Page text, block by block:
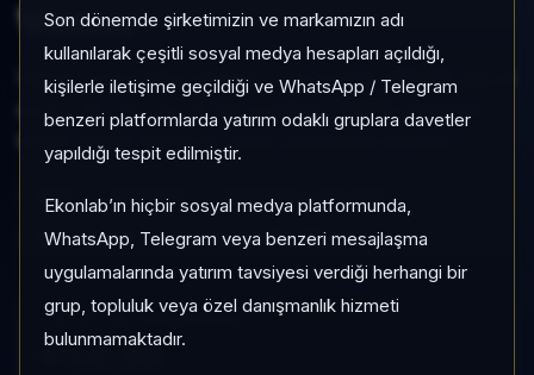
Son dönemde şirketimizin ve markamızın adı
kullanılarak çeşitli sosyal medya hesapları açıldığı,
kişilerle iletişime geçildiği ve WhatsApp / Telegram
benzeri platformlarda yatırım odaklı gruplara davetler
yapıldığı tespit edilmiştir.
Ekonlab’ın hiçbir sosyal medya platformunda,
WhatsApp, Telegram veya benzeri mesajlaşma
uygulamalarında yatırım tavsiyesi verdiği herhangi bir
grup, topluluk veya özel danışmanlık hizmeti
bulunmamaktadır.
Venus
Venus, Long Tail grubunda, son 1 ayda +%8,56, son 3
ayda +%1,79, düşük risk profiliyle, NÖTR sinyaliyle
kripto analizi EkonLab detay sayfasında sunulur.
XVS XVS/TRY Kategori: Long Tail
Risk:Düşük Son fiyat:130,5100
1 AY VE 3 AY PERFORMANS
+%8,56